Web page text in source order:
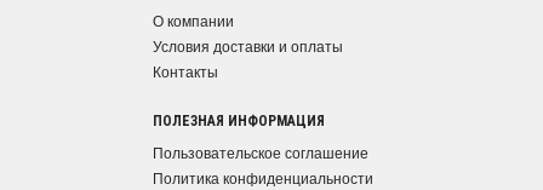
О компании
Условия доставки и оплаты
Контакты
ПОЛЕЗНАЯ ИНФОРМАЦИЯ
Пользовательское соглашение
Политика конфиденциальности